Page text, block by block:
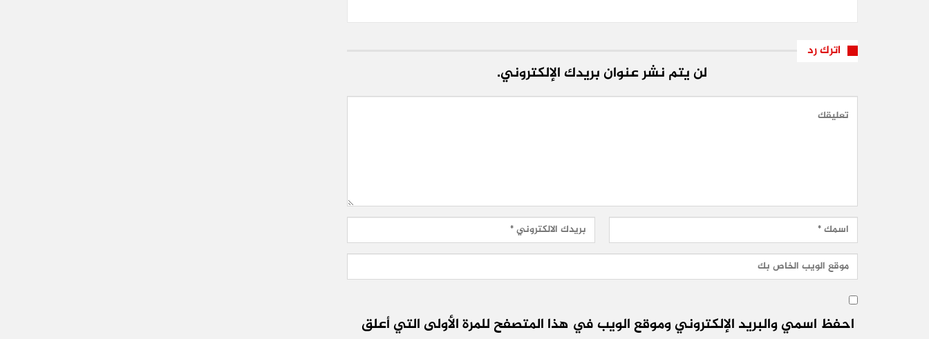
اترك رد
لن يتم نشر عنوان بريدك الإلكتروني.
احفظ اسمي والبريد الإلكتروني وموقع الويب في هذا المتصفح للمرة الأولى التي أعلق